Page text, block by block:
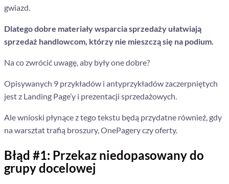
gwiazd.
Dlatego dobre materiały wsparcia sprzedaży ułatwiają
sprzedaż handlowcom, którzy nie mieszczą się na podium.
Na co zwrócić uwagę, aby były one dobre?
Opisywanych 9 przykładów i antyprzykładów zaczerpniętych
jest z Landing Page’y i prezentacji sprzedażowych.
Ale wnioski płynące z tego tekstu będą przydatne również, gdy
na warsztat trafią broszury, OnePagery czy oferty.
Błąd #1: Przekaz niedopasowany do
grupy docelowej